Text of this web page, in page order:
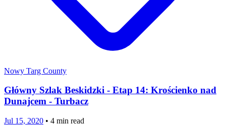
Nowy Targ County
Główny Szlak Beskidzki - Etap 14: Krościenko nad
Dunajcem - Turbacz
Jul 15, 2020 • 4 min read